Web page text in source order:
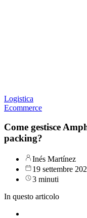
Logistica
Ecommerce
Come gestisce
packing?
Inés Martínez
19 settembre
3 minuti
In questo articolo